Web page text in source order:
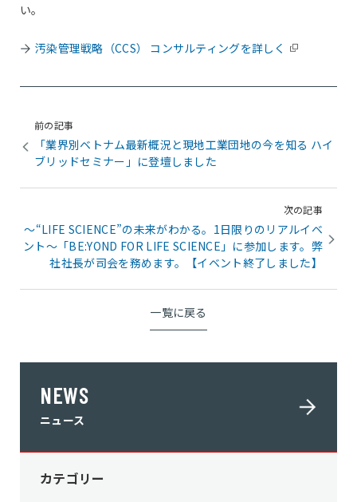
い。
汚染管理戦略（CCS） コンサルティングを詳しく
前の記事
「業界別ベトナム最新概況と現地工業団地の今を知る ハイ
ブリッドセミナー」に登壇しました
一覧に戻る
次の記事
～“LIFE SCIENCE”の未来がわかる。1⽇限りのリアルイベ
ント～「BE:YOND FOR LIFE SCIENCE」に参加します。弊
社社長が司会を務めます。【イベント終了しました】
NEWS
ニュース
カテゴリー